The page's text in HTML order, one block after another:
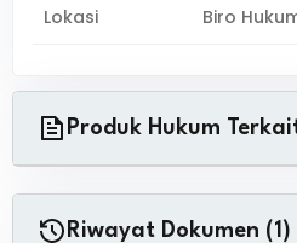
Lokasi Biro
Produk Hukum
Riwayat Dokumen (1)